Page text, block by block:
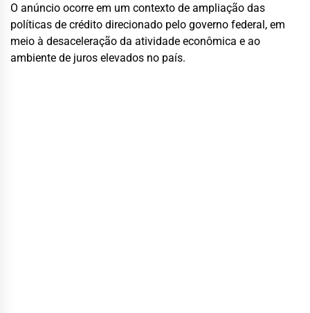
O anúncio ocorre em um contexto de ampliação das
políticas de crédito direcionado pelo governo federal, em
meio à desaceleração da atividade econômica e ao
ambiente de juros elevados no país.